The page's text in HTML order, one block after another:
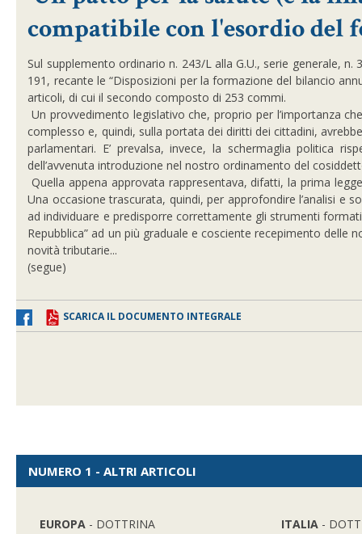
compatibile con l'esordio del
Sul supplemento ordinario n. 243/L alla G.U., serie generale,
191, recante le “Disposizioni per la formazione del bilancio
articoli, di cui il secondo composto di 253 commi.
Un provvedimento legislativo che, proprio per l’importanza
complesso e, quindi, sulla portata dei diritti dei cittadini,
parlamentari. E’ prevalsa, invece, la schermaglia politica
dell’avvenuta introduzione nel nostro ordinamento del
Quella appena approvata rappresentava, difatti, la prima
Una occasione trascurata, quindi, per approfondire l’analisi e
ad individuare e predisporre correttamente gli strumenti
Repubblica” ad un più graduale e cosciente recepimento delle
novità tributarie...
(segue)
SCARICA IL DOCUMENTO INTEGRALE
NUMERO 1 - ALTRI ARTICOLI
EUROPA - DOTTRINA ITALIA -